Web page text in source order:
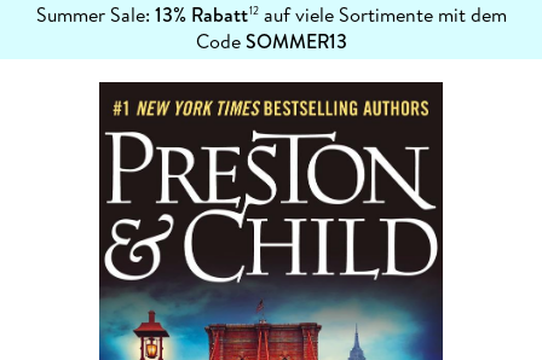
Summer Sale: 13% Rabatt12auf viele Sortimente mit dem
CodeSOMMER13
erfahren